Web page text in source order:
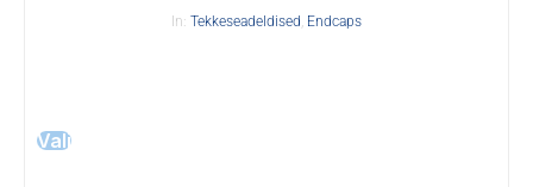
In: Tekkeseadeldised Endcaps
Vali